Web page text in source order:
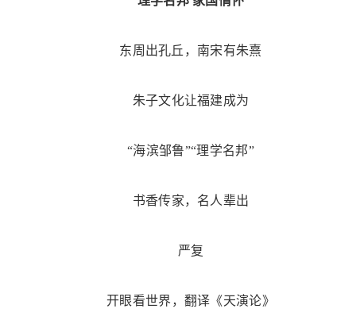
东周出孔丘，南宋有朱熹
朱子文化让福建成为
“海滨邹鲁”“理学名邦”
书香传家，名人辈出
严复
开眼看世界，翻译《天演论》